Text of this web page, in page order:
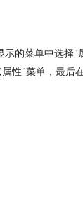
示的菜单中选择"
性"菜单，最后